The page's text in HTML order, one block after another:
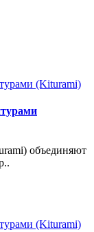
объединяют